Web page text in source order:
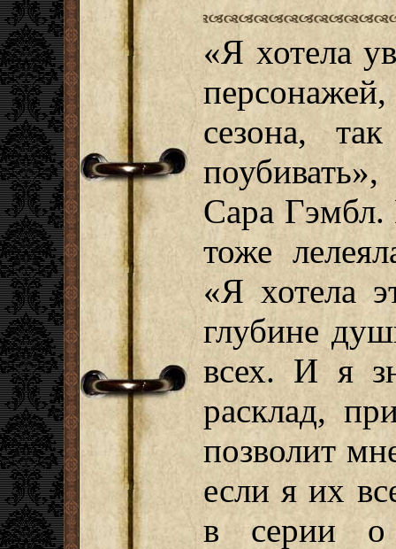
«Я хотела
сезона,
Сара Гэмбл.
тоже
«Я хотела
глубине
всех. И я
расклад,
позволит
если я их
в серии о